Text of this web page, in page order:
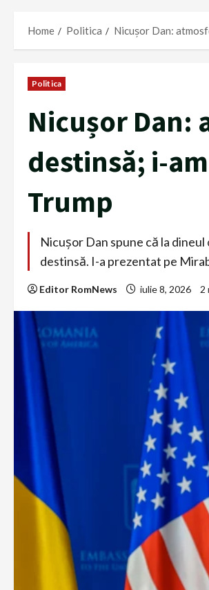
Home Politica Nicușor Dan:
Politica
Nicușor Dan:
destinsă; i-
Trump
Nicușor Dan spune că la
destinsă. I-a prezentat pe
Editor RomNews iulie 8, 2026 2